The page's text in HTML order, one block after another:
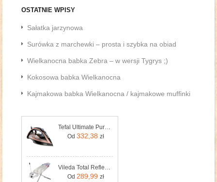
OSTATNIE WPISY
Sałatka jarzynowa
Surówka z marchewki – prosta i szybka na obiad
Wielkanocna babka Zebra – w wersji Tygrys ;)
Kokosowa babka Wielkanocna
Kajmakowa babka Wielkanocna / kajmakowe muffinki
Od 332,38 zł
Od 289,99 zł